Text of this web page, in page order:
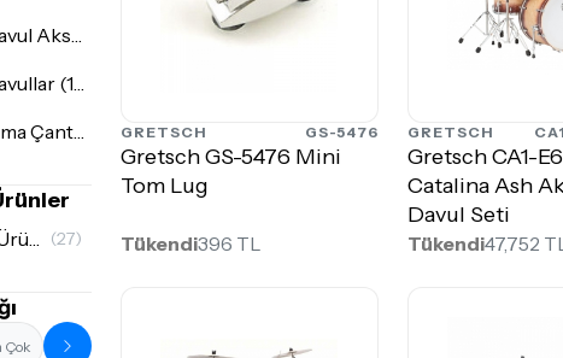
Akustik Davul Aksesuarları (2)
Akustik Davullar (155)
Kılıf & Taşıma Çantaları (3)
Satıştaki Ürünler (27)
GRETSCH GS-5476
Gretsch GS-5476 Mini
Tom Lug
Tükendi396 TL
GRETSCH
Gretsch CA1-
Catalina Ash
Davul Seti
Tükendi47,752